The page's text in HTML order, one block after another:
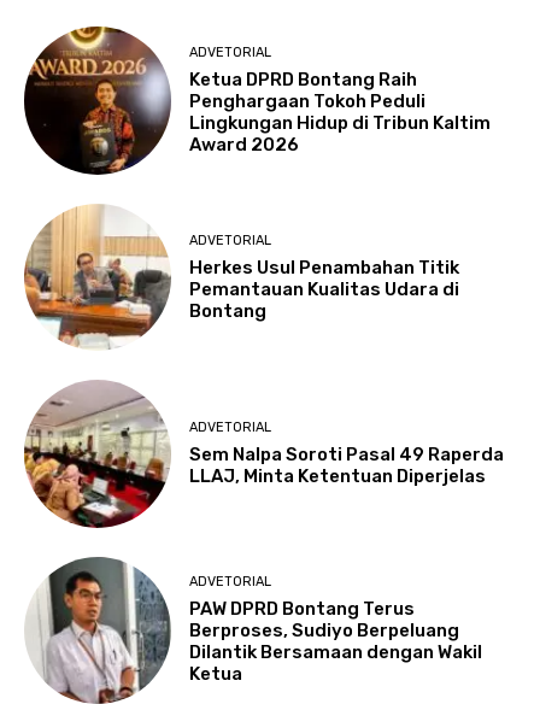
ADVETORIAL
Ketua DPRD Bontang Raih
Penghargaan Tokoh Peduli
Lingkungan Hidup di Tribun Kaltim
Award 2026
ADVETORIAL
Herkes Usul Penambahan Titik
Pemantauan Kualitas Udara di
Bontang
ADVETORIAL
Sem Nalpa Soroti Pasal 49 Raperda
LLAJ, Minta Ketentuan Diperjelas
ADVETORIAL
PAW DPRD Bontang Terus
Berproses, Sudiyo Berpeluang
Dilantik Bersamaan dengan Wakil
Ketua